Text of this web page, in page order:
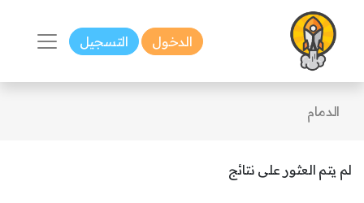
الدخول التسجيل
الدمام
لم يتم العثور على نتائج